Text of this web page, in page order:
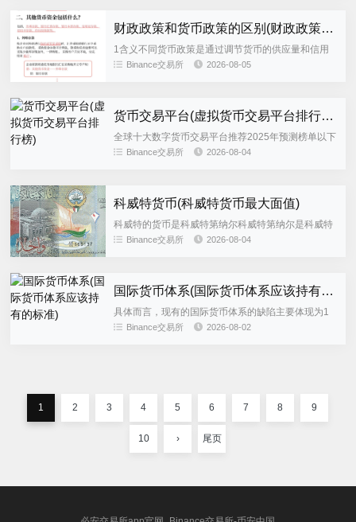
财政政策和货币政策的区别(财政政策和货币政策的区别是什么)
1含义不同货币政策是通过调节货币的供应量和信用
量来对经济进行调控，财政政策是通过对财政收入和
Binance交易所 2026-08-05
货币交易平台(虚拟货币交易平台排行榜)
全球十大数字货币交易平台推荐2025年预测榜单以下
平台在交易量用户数量安全性和服务质量方面表现突
Binance交易所 2026-08-04
科威特货币(科威特货币最大面值)
科威特的货币是科威特第纳尔科威特第纳尔是科威特
国的官方货币，其在国际货币市场上具有相当的地位
Binance交易所 2026-08-04
国际货币体系(国际货币体系应该持有的标准)
具体而言，现有的国际货币体系的缺陷主要体现为1
多元化储备体系的不稳定性 在多元化储备体系下，各
Binance交易所 2026-08-02
1 2 3 4 5 6 7 8 9
10 › 尾页